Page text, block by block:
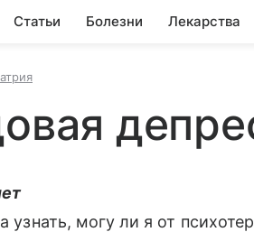
Статьи Болезни Лекарства
узнать, могу ли я от